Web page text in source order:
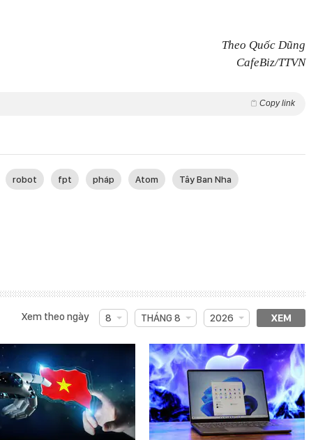
Theo Quốc Dũng
CafeBiz/TTVN
Copy link
robot fpt pháp Atom Tây Ban Nha
Xem theo ngày 8 THÁNG 8 2026 XEM